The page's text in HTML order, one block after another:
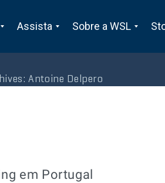
Assista Sobre a WSL
Antoine Delpero
em Portugal